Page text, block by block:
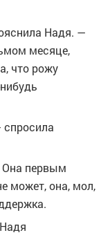
Надя. —
месяце,
что рожу
Она первым
может, она, мол,